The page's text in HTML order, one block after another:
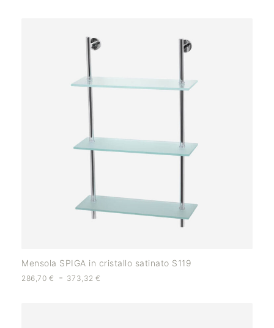
Mensola SPIGA in cristallo satinato S119
286,70 € - 373,32€